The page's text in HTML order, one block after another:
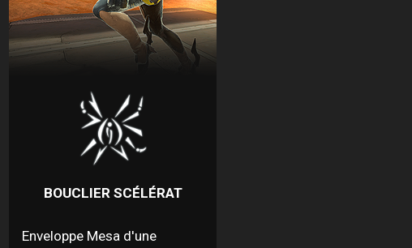
BOUCLIER SCÉLÉRAT
Enveloppe Mesa d'une